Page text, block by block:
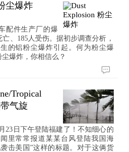
尘爆炸
配件生产厂的爆
、185人受伤。据初步调查分析，
的铝粉尘爆炸引起。何为粉尘爆
爆炸，你相信么？
Tropical
气旋
23日下午登陆福建了！不知细心的
里常常报道某某台风登陆我国海
击美国”这样的标题。对于这俩货